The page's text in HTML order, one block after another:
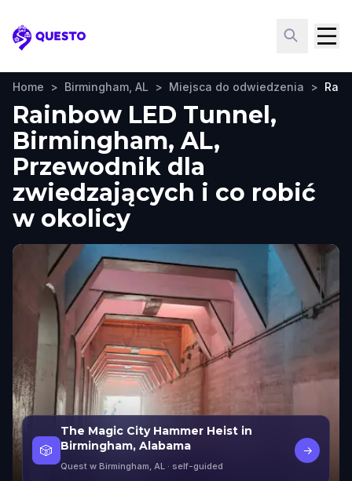
Questo
Home > Birmingham, AL > Miejsca do odwiedzenia >
Rainbow LED Tunnel,
Birmingham, AL,
Przewodnik dla
zwiedzających i co robić
w okolicy
🎲
The Magic City Hammer Heist in
Birmingham, Alabama
Quest w Birmingham, AL · self-guided
→